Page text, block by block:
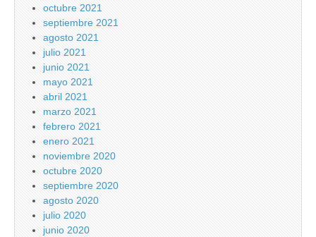
octubre 2021
septiembre 2021
agosto 2021
julio 2021
junio 2021
mayo 2021
abril 2021
marzo 2021
febrero 2021
enero 2021
noviembre 2020
octubre 2020
septiembre 2020
agosto 2020
julio 2020
junio 2020